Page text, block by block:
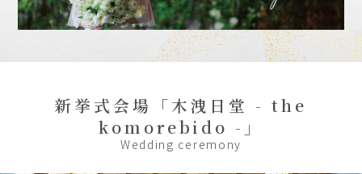
新挙式会場「木洩日堂 - the
komorebido -」
Wedding ceremony